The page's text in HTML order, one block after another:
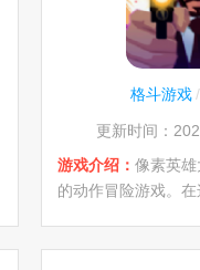
格斗游戏 /
更新时间：
游戏介绍：像素英
的动作冒险游戏。